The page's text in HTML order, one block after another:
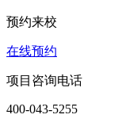
预约来校
在线预约
项目咨询电话
400-043-5255